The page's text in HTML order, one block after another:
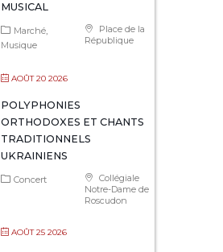
MUSICAL
Place de la
République
Marché
Musique
AOÛT 20 2026
POLYPHONIES
ORTHODOXES ET CHANTS
TRADITIONNELS
UKRAINIENS
Collégiale
Notre-Dame de
Roscudon
Concert
AOÛT 25 2026